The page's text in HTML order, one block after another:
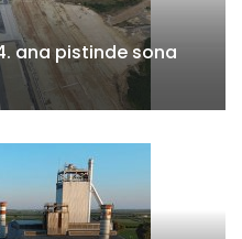
ana pistinde sona